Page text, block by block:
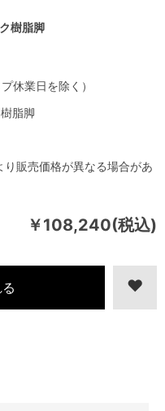
￥108,240(税込)
り販売価格が異なる場合があ
休業日を除く）
脂脚
樹脂脚